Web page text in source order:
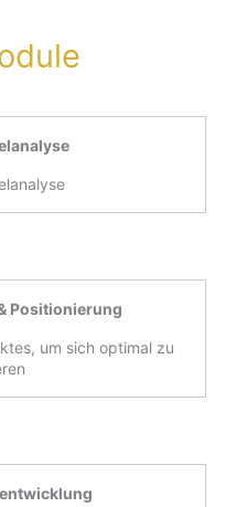
Positionierung
um sich optimal zu